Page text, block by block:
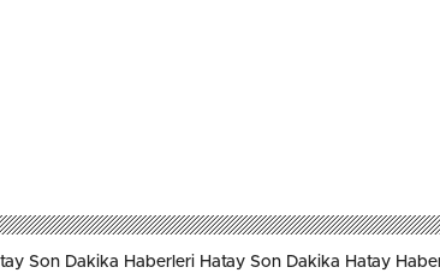
Son Dakika Haberleri Hatay Son Dakika Hatay